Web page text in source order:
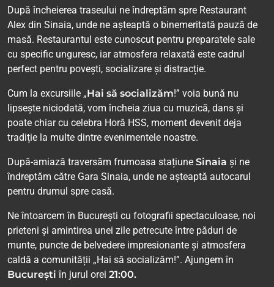
După încheierea traseului ne îndreptăm spre Restaurant
Alex din Sinaia, unde ne așteaptă o binemeritată pauză de
masă. Restaurantul este cunoscut pentru preparatele sale
cu specific unguresc, iar atmosfera relaxată este cadrul
perfect pentru povești, socializare și distracție.
Cum la excursiile „Hai să socializăm!” voia bună nu
lipsește niciodată, vom încheia ziua cu muzică, dans și
poate chiar cu celebra Horă HSS, moment devenit deja
tradiție la multe dintre evenimentele noastre.
După-amiază traversăm frumoasa stațiune Sinaia și ne
îndreptăm către Gara Sinaia, unde ne așteaptă autocarul
pentru drumul spre casă.
Ne întoarcem în București cu fotografii spectaculoase, noi
prieteni și amintirea unei zile petrecute între păduri de
munte, puncte de belvedere impresionante și atmosfera
caldă a comunității „Hai să socializăm!”. Ajungem în
București în jurul orei 21:00.